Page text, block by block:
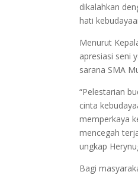
dikalahkan
hati
Menurut
apresiasi seni
sarana SMA
“Pelestarian
cinta
memperkaya
mencegah
ungkap
Bagi